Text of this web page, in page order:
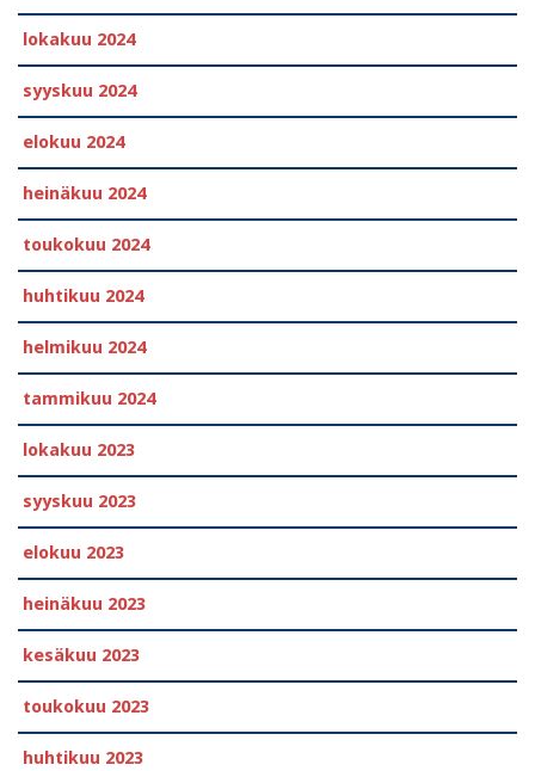
lokakuu 2024
syyskuu 2024
elokuu 2024
heinäkuu 2024
toukokuu 2024
huhtikuu 2024
helmikuu 2024
tammikuu 2024
lokakuu 2023
syyskuu 2023
elokuu 2023
heinäkuu 2023
kesäkuu 2023
toukokuu 2023
huhtikuu 2023